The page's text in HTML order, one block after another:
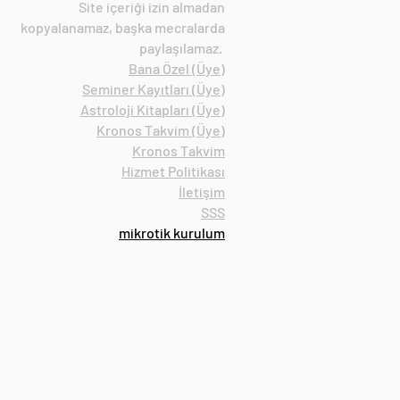
Site içeriği izin almadan
kopyalanamaz, başka mecralarda
paylaşılamaz.
Bana Özel (Üye)
Seminer Kayıtları (Üye)
Astroloji Kitapları (Üye)
Kronos Takvim (Üye)
Kronos Takvim
Hizmet Politikası
İletişim
SSS
mikrotik kurulum